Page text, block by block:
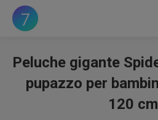
Peluche gigante
pupazzo per
120 cm